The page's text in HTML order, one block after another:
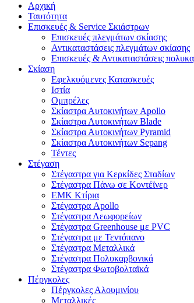
Αρχική
Ταυτότητα
Επισκευές & Service Σκιάστρων
Επισκευές πλεγμάτων σκίασης
Αντικαταστάσεις πλεγμάτων σκίασης
Επισκευές & Αντικαταστάσεις
Σκίαση
Εφελκυόμενες Κατασκευές
Ιστία
Ομπρέλες
Σκίαστρα Αυτοκινήτων Apollo
Σκίαστρα Αυτοκινήτων Blade
Σκίαστρα Αυτοκινήτων Pyramid
Σκίαστρα Αυτοκινήτων Sepang
Τέντες
Στέγαση
Στέγαστρα για Κερκίδες Σταδίων
Στέγαστρα Πάνω σε Κοντέϊνερ
EMK Κτίρια
Στέγαστρα Apollo
Στέγαστρα Λεωφορείων
Στέγαστρα Greenhouse με PVC
Στέγαστρα με Τεντόπανο
Στέγαστρα Μεταλλικά
Στέγαστρα Πολυκαρβονικά
Στέγαστρα Φωτοβολταϊκά
Πέργκολες
Πέργκολες Αλουμινίου
Μεταλλικές